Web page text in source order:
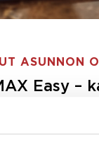
ASUNNON
Easy –